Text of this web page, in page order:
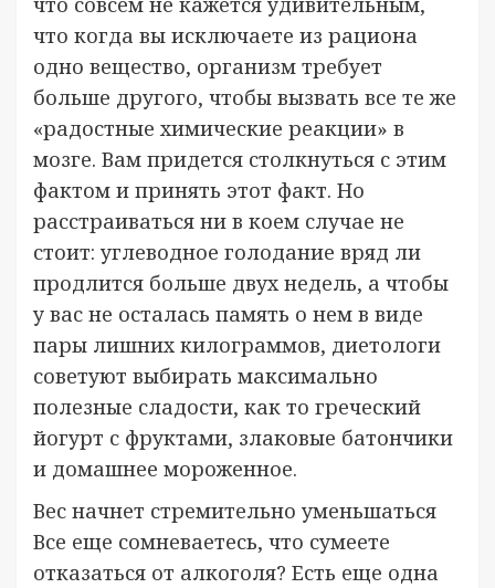
что когда вы исключаете из рациона
одно вещество, организм требует
больше другого, чтобы вызвать все те же
«радостные химические реакции» в
мозге. Вам придется столкнуться с этим
фактом и принять этот факт. Но
расстраиваться ни в коем случае не
стоит: углеводное голодание вряд ли
продлится больше двух недель, а чтобы
у вас не осталась память о нем в виде
пары лишних килограммов, диетологи
советуют выбирать максимально
полезные сладости, как то греческий
йогурт с фруктами, злаковые батончики
и домашнее мороженное.
Вес начнет стремительно уменьшаться
Все еще сомневаетесь, что сумеете
отказаться от алкоголя? Есть еще одна